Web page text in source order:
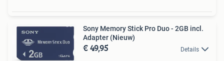
Sony Memory Stick Pro Duo - 2GB incl.
Adapter (Nieuw)
€ 49,95 Details